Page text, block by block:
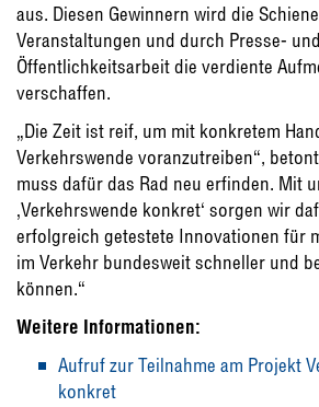
aus. Diesen Gewinnern wird die
Veranstaltungen und durch Presse- und
Öffentlichkeitsarbeit die verdiente
verschaffen.
„Die Zeit ist reif, um mit konkretem
Verkehrswende voranzutreiben“,
muss dafür das Rad neu erfinden. Mit
‚Verkehrswende konkret‘ sorgen wir
erfolgreich getestete Innovationen für
im Verkehr bundesweit schneller und
können.“
Weitere Informationen:
Aufruf zur Teilnahme am Projekt
konkret